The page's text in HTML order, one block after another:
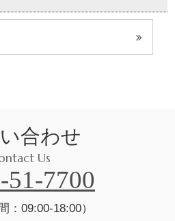
合わせ
Us
51-7700
：09:00-18:00）